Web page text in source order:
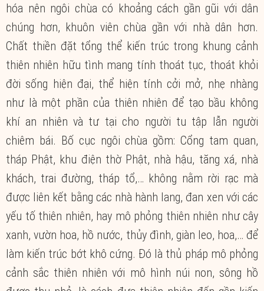
hóa nên ngôi chùa có khoảng cách gần gũi với dân
chúng hơn, khuôn viên chùa gần với nhà dân hơn.
Chất thiền đặt tổng thể kiến trúc trong khung cảnh
thiên nhiên hữu tình mang tính thoát tục, thoát khỏi
đời sống hiện đại, thể hiện tính cởi mở, nhẹ nhàng
như là một phần của thiên nhiên để tạo bầu không
khí an nhiên và tư tại cho người tu tập lẫn người
chiêm bái. Bố cục ngôi chùa gồm: Cổng tam quan,
tháp Phật, khu điện thờ Phật, nhà hậu, tăng xá, nhà
khách, trai đường, tháp tổ,… không nằm rời rạc mà
được liên kết bằng các nhà hành lang, đan xen với các
yếu tố thiên nhiên, hay mô phỏng thiên nhiên như cây
xanh, vườn hoa, hồ nước, thủy đình, giàn leo, hoa,… để
làm kiến trúc bớt khô cứng. Đó là thủ pháp mô phỏng
cảnh sắc thiên nhiên với mô hình núi non, sông hồ